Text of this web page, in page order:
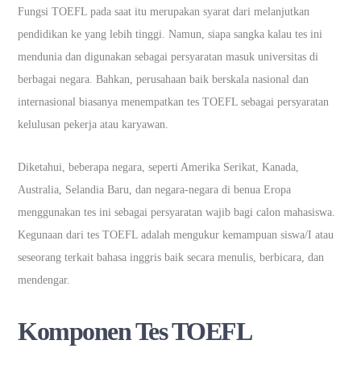
Fungsi TOEFL pada saat itu merupakan syarat dari melanjutkan
pendidikan ke yang lebih tinggi. Namun, siapa sangka kalau tes ini
mendunia dan digunakan sebagai persyaratan masuk universitas di
berbagai negara. Bahkan, perusahaan baik berskala nasional dan
internasional biasanya menempatkan tes TOEFL sebagai persyaratan
kelulusan pekerja atau karyawan.
Diketahui, beberapa negara, seperti Amerika Serikat, Kanada,
Australia, Selandia Baru, dan negara-negara di benua Eropa
menggunakan tes ini sebagai persyaratan wajib bagi calon mahasiswa.
Kegunaan dari tes TOEFL adalah mengukur kemampuan siswa/I atau
seseorang terkait bahasa inggris baik secara menulis, berbicara, dan
mendengar.
Komponen Tes TOEFL